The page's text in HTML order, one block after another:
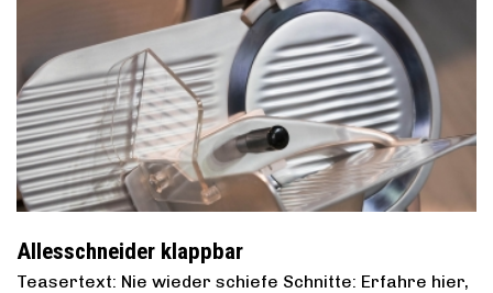
Allesschneider klappbar
Teasertext: Nie wieder schiefe Schnitte: Erfahre hier,